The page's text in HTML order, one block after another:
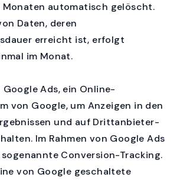
Monaten automatisch gelöscht.
Daten, deren
erreicht ist, erfolgt
im Monat.
Ads, ein Online-
von Google, um Anzeigen in den
und auf Drittanbieter-
Im Rahmen von Google Ads
Conversion-Tracking.
von Google geschaltete